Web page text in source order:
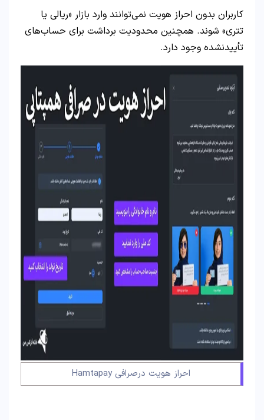
کاربران بدون احراز هویت نمی‌توانند وارد بازار «ریالی یا
تتری» شوند. همچنین محدودیت برداشت برای حساب‌های
تأییدنشده وجود دارد.
احراز هویت درصرافی Hamtapay